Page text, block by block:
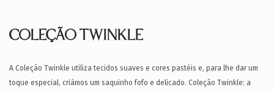
COLEÇÃO TWINKLE
A Coleção Twinkle utiliza tecidos suaves e cores pastéis e, para lhe dar um
toque especial, criámos um saquinho fofo e delicado. Coleção Twinkle: a